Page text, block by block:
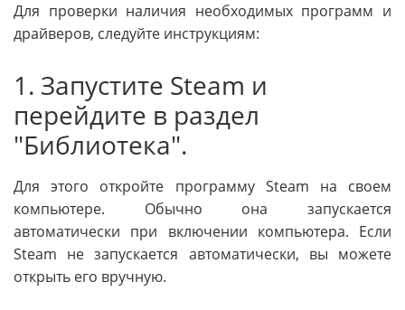
Для проверки наличия необходимых программ и
драйверов, следуйте инструкциям:
1. Запустите Steam и
перейдите в раздел
"Библиотека".
Для этого откройте программу Steam на своем
компьютере. Обычно она запускается
автоматически при включении компьютера. Если
Steam не запускается автоматически, вы можете
открыть его вручную.